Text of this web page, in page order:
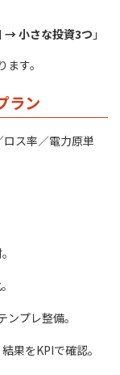
→ 小さな投資3つ 」
す。
ラン
ロス率／電力原単
ンプレ整備。
果をKPIで確認。